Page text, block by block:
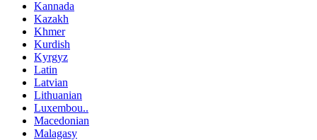
Kannada
Kazakh
Khmer
Kurdish
Kyrgyz
Latin
Latvian
Lithuanian
Luxembou..
Macedonian
Malagasy